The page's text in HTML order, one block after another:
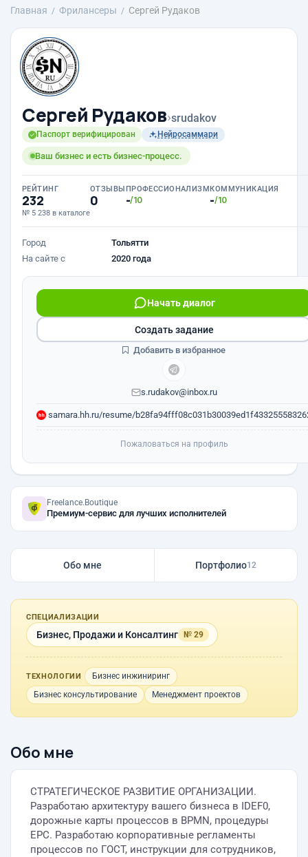
Главная Фрилансеры Сергей Рудаков
Сергей Рудаков›srudakov
Паспорт верифицирован Нейросаммари
Ваш бизнес и есть бизнес-процесс.
РЕЙТИНГ
232
№ 5 238 в каталоге
ОТЗЫВЫ
0
ПРОФЕССИОНАЛИЗМ
-/10
КОММУНИКАЦИЯ
-/10
Город
Тольятти
На сайте с
2020 года
Начать диалог
s.rudakov@inbox.ru
samara.hh.ru/resume/
Создать задание
Добавить в избранное
Пожаловаться на профиль
Freelance.Boutique
Премиум-сервис для лучших исполнителей
Обо мне Портфолио12
СПЕЦИАЛИЗАЦИИ
Бизнес, Продажи и Консалтинг № 29
ТЕХНОЛОГИИ
Бизнес инжиниринг
Бизнес консультирование
Менеджмент проектов
Обо мне
СТРАТЕГИЧЕСКОЕ РАЗВИТИЕ ОРГАНИЗАЦИИ.
Разработаю архитектуру вашего бизнеса в IDEF0,
дорожные карты процессов в BPMN, процедуры
EPC. Разработаю корпоративные регламенты
процессов по ГОСТ, инструкции для сотрудников,